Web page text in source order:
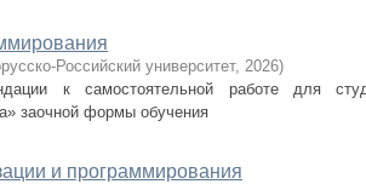
Российский университет, 2026)
к самостоятельной работе для
заочной формы обучения
и программирования